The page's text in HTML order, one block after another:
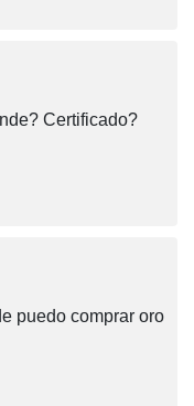
Certificado?
puedo comprar oro